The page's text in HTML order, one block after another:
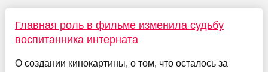
Главная роль в фильме изменила судьбу
воспитанника интерната
О создании кинокартины, о том, что осталось за